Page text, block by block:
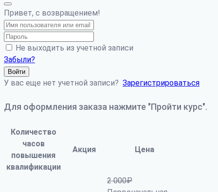
Привет, с возвращением!
Не выходить из учетной записи
Забыли?
Войти
У вас еще нет учетной записи? Зарегистрироваться
Для оформления заказа нажмите "Пройти курс".
Количество
часов
повышения
квалификации
Акция Цена
2 000₽